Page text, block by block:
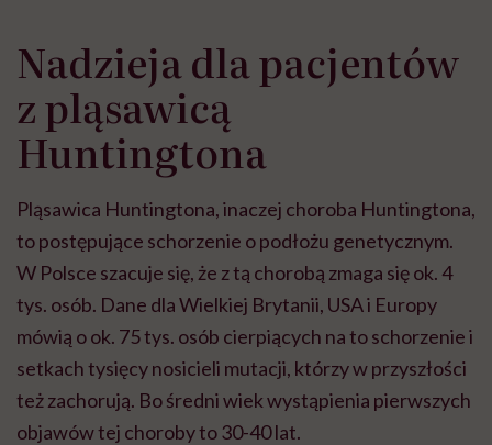
Nadzieja dla pacjentów
z pląsawicą
Huntingtona
Pląsawica Huntingtona, inaczej choroba Huntingtona,
to postępujące schorzenie o podłożu genetycznym.
W Polsce szacuje się, że z tą chorobą zmaga się ok. 4
tys. osób. Dane dla Wielkiej Brytanii, USA i Europy
mówią o ok. 75 tys. osób cierpiących na to schorzenie i
setkach tysięcy nosicieli mutacji, którzy w przyszłości
też zachorują. Bo średni wiek wystąpienia pierwszych
objawów tej choroby to 30-40 lat.